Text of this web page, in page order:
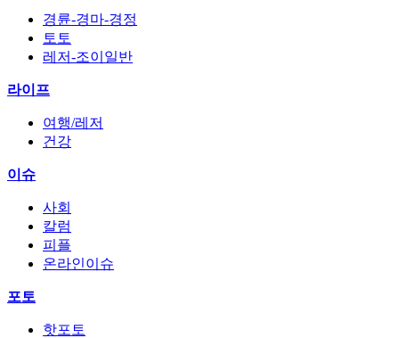
경륜-경마-경정
토토
레저-조이일반
라이프
여행/레저
건강
이슈
사회
칼럼
피플
온라인이슈
포토
핫포토